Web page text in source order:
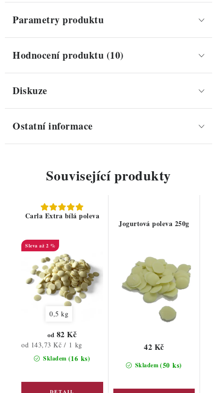
Parametry produktu
Hodnocení produktu (10)
Diskuze
Ostatní informace
Související produkty
Carla Extra bílá poleva
až 2 %
0,5 kg
Skladem (16 ks)
od 82 Kč
Měrná
cena:
od 143,73 Kč / 1 kg
Jogurtová poleva 250g
Skladem(50 ks)
42 Kč